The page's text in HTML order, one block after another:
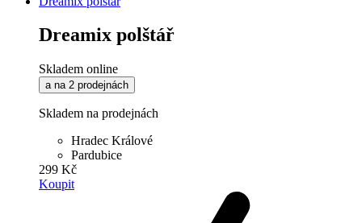
Dreamix polštář
Skladem online
a na 2 prodejnách
Skladem na prodejnách
Hradec Králové
Pardubice
299 Kč
Koupit